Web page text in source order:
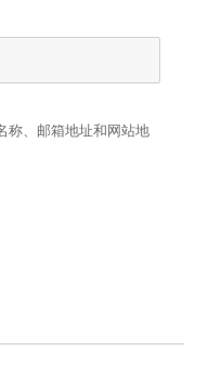
称、邮箱地址和网站地